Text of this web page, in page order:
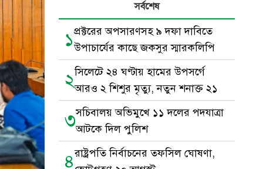
সর্বশেষ
১প্রক্টরের অপসারণসহ ৯ দফা দাবিতে
উপাচার্যের কাছে জকসুর স্মারকলিপি
২সিলেটে ২৪ ঘণ্টায় হামের উপসর্গে
আরও ২ শিশুর মৃত্যু, নতুন শনাক্ত ২১
৩সচিবালয় অভিমুখে ১১ দলের পদযাত্রা
আটকে দিল পুলিশ
৪রাষ্ট্রপতি নির্বাচনের তফসিল ঘোষণা,